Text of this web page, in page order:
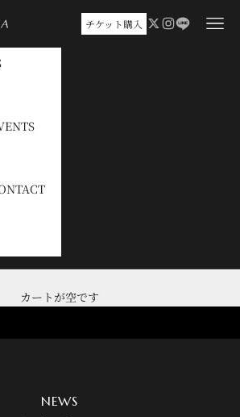
GALA メニ
チケット購入
カートが空です
NEWS